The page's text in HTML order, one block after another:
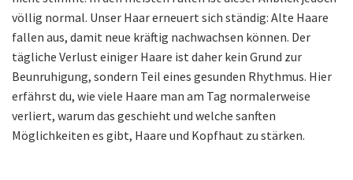
völlig normal. Unser Haar erneuert sich ständig: Alte Haare
fallen aus, damit neue kräftig nachwachsen können. Der
tägliche Verlust einiger Haare ist daher kein Grund zur
Beunruhigung, sondern Teil eines gesunden Rhythmus. Hier
erfährst du, wie viele Haare man am Tag normalerweise
verliert, warum das geschieht und welche sanften
Möglichkeiten es gibt, Haare und Kopfhaut zu stärken.